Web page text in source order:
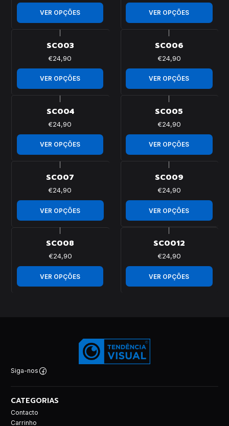
VER OPÇÕES VER OPÇÕES
SC003
€24,90
VER OPÇÕES
SC006
€24,90
VER OPÇÕES
SC004
€24,90
VER OPÇÕES
SC005
€24,90
VER OPÇÕES
SC007
€24,90
VER OPÇÕES
SC009
€24,90
VER OPÇÕES
SC008
€24,90
VER OPÇÕES
SC0012
€24,90
VER OPÇÕES
Siga-nos
CATEGORIAS
Contacto
Carrinho